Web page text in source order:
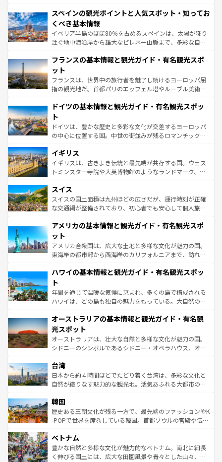
ろん、トスカーナの美しい田園風景やアマルフィ海岸の絶
景など、自然景観も見逃せない。観光の合間には、本場の
ピザやパスタなど、絶品のイタリア料理を堪能することも
できる。朝目覚めてから夜眠るまで、すべての瞬間を楽し
なお、新着のイタリア情報はコンテンツ一覧を参照してほ
しい。
スペインの観光ポイントと人気スポット・知ってお
くべき基本情報
イベリア半島のほぼ80％を占めるスペインは、太陽が降り
注ぐ地中海沿岸から雄大なピレネー山脈まで、多彩な自然
文化が根付くこの国では、情熱的なフラメンコ、熱気あふ
れる闘牛、そして美味しいタパスが生活の一部となってい
る。首都マドリードの洗練された雰囲気や、バルセロナの
アートに溢れた街角から、地方では古代ローマ遺跡や中世
せる。地方によって風土や気候が異なるスペインはその個
ンテンツ一覧 を参照してほしい。
フランスの基本情報と観光ガイド・有名観光スポ
ット
フランスは、世界中の旅行者を魅了し続けるヨーロッパ屈
指の観光地だ。首都パリのエッフェル塔やルーブル美術館
で、幅広い魅力が詰まっている。華麗な宮殿、歴史的な大
聖堂、美しいビーチ、そして豊かな自然が、訪れる者を心
から魅了する。また、フランスは美食の国としても知ら
れ、フランス料理はユネスコ無形文化遺産にも登録されて
香り高いラベンダー畑など、多彩な楽しみ方が可能だ。さ
らに、パリ以外の地域にも魅力が溢れており、どの街角に
も豊かな歴史と文化が息づいている。パリ以外の個性あふ
を参照してほしい。
ドイツの基本情報と観光ガイド・有名観光スポッ
ト
ドイツは、豊かな歴史と多彩な文化が交差するヨーロッパ
の中心に位置する国。中世の街並みが残るロマンチック街
顔を持つこの国は、どこを歩いても飽きることがない。ベ
ルリンの文化的活気、バイエルン州のアルプスの絶景、そ
してライン川沿いのワイン畑といった風景は必見。ビール
は、お酒好きな人にはぜひ体験してほしい。 なお、新着の
ドイツ情報はコンテンツ一覧を参照してほしい。
イギリス
イギリスは、古きよき伝統と最先端が共存する国。ウェス
トミンスター寺院や大英博物館のようなランドマーク、歴
リアごとに異なる魅力がある。また、優雅なアフタヌーン
ティー、ビール好きにはたまらない英国パブ、サッカー観
戦など、本場だからこそできる体験も豊富。イギリスを旅
ンツ一覧を参照してほしい。
スイス
スイスの国土面積は九州ほどの広さだが、運行時刻が正確
な交通網が整備されており、初心者でも安心して個人旅行
の建物がそのまま残る町や、スイスならではのユニークな
博物館もあり、アルプス観光だけでなく町歩きも満喫する
ことができる。国民の所得が高いため物価も高いが、旅行
者向けの交通パス提供のサービスもあり、うまく活用すれ
着のスイス情報はコンテンツ一覧を参照してほしい。
アメリカの基本情報と観光ガイド・有名観光スポ
ット
アメリカ合衆国は、広大な土地と多様な文化が魅力の国。
東海岸の都市部から西海岸のカリフォルニアまで、訪れる
のような巨大都市は、観光、ショッピング、エンターテイ
ンメントが詰まった刺激的なスポットだ。一方、アメリカ
西部には大自然が広がり、グランドキャニオンやイエロー
ストーン国立公園といった絶景が堪能できる。さらに、南
文化が魅力。旅行者はアメリカの各地域で異なる魅力を楽
しみながら、その多様性と豊かな歴史を感じることができ
るだろう。車でのロードトリップや列車の旅も、アメリカ
ならではの贅沢な旅のスタイルだ。 なお、新着のアメリカ
情報は コンテンツ一覧 を参照してほしい。
ハワイの基本情報と観光ガイド・有名観光スポッ
ト
年間を通じて温暖な気候に恵まれ、多くの島で構成される
ハワイは、どの島も独自の魅力をもっている。大自然の神
ワイ島は見逃せない。また、定番の観光地といえばオアフ
島だが、静かな自然を求めるならマウイ島やカウアイ島が
おすすめ。エメラルドグリーンに輝く海をはじめ、豊かな
文化や歴史が息づいている。「アロハスピリット」と呼ば
人々、おいしいローカルフードやハワイアンミュージッ
ク、伝統的なフラダンスなど、すべてがハワイの魅力を彩
っている。訪れるたびに新しい発見と感動が待っているハ
はコンテンツ一覧
オーストラリアの基本情報と観光ガイド・有名観
光スポット
オーストラリアは、壮大な自然と多様な文化が魅力の国。
シドニーのシンボルであるシドニー・オペラハウス、オー
リアリーフや大陸中央部にそびえるウルル（エアーズロッ
ク）、タスマニアの美しい原生林やケアンズの熱帯雨林な
ど、見どころがたくさん。また、カフェやワイン、オージ
いる。アクティビティも充実しており、サーフィンやダイ
ビング、ハイキングなど、アウトドア好きにはたまらな
い。オーストラリアの多彩な魅力を存分に味わいつくそ
参照してほしい。
台湾
日本から約４時間ほどでたどり着く台湾は、多彩な文化と
自然が織りなす魅力的な観光地。活気あふれる大都市の台
ン）、静ひつな山岳地帯である台湾東部など、都市の喧騒
と山間の静けさが共存しており、訪れる人に新しい発見と
驚きをもたらしてくれる。また、奥深い台湾の食文化も魅
容にもいいと評判のスイーツなど、バラエティ豊かな料理
が味わえる。 なお、新着の台湾情報は コンテンツ一覧を参
照してほしい。
韓国
歴史ある王朝文化が残る一方で、最先端のファッションやK
-POPで世界を席巻している韓国。首都ソウルの宮殿や伝統
き、地方に足を延ばせば四季折々の自然美を楽しむことが
できる。そして、キムチや焼肉、絶品のストリートフード
まで、さまざまな韓国料理が待っている。夜には、韓国な
ベトナム
豊かな自然と多様な文化が魅力的なベトナム。南北に細長
く伸びる国土には、広大な田園風景や青々とした山々、世